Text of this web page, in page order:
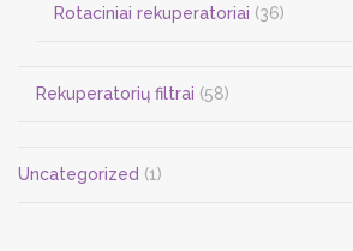
Rotaciniai rekuperatoriai (36)
Rekuperatorių filtrai (58)
Uncategorized (1)